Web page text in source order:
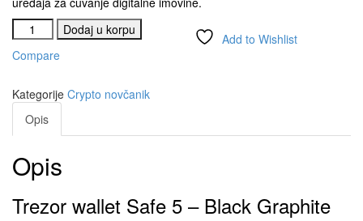
Dodaj u korpu
Add to Wishlist
Compare
Kategorije Crypto novčanik
Opis
Opis
Trezor wallet Safe 5 – Black Graphite